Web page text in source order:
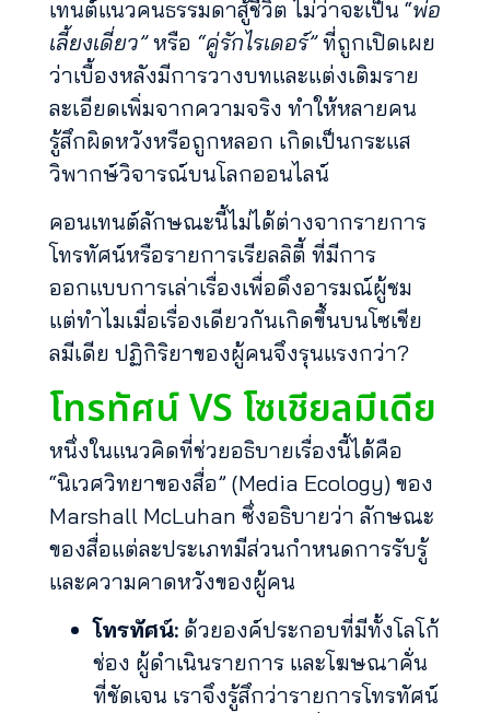
เทนต์แนวคนธรรมดาสู้ชีวิต ไม่ว่าจะเป็น “พ่อ
เลี้ยงเดี่ยว”หรือ “คู่รักไรเดอร์”ที่ถูกเปิดเผย
ว่าเบื้องหลังมีการวางบทและแต่งเติมราย
ละเอียดเพิ่มจากความจริง ทำให้หลายคน
รู้สึกผิดหวังหรือถูกหลอก เกิดเป็นกระแส
วิพากษ์วิจารณ์บนโลกออนไลน์
คอนเทนต์ลักษณะนี้ไม่ได้ต่างจากรายการ
โทรทัศน์หรือรายการเรียลลิตี้ ที่มีการ
ออกแบบการเล่าเรื่องเพื่อดึงอารมณ์ผู้ชม
แต่ทำไมเมื่อเรื่องเดียวกันเกิดขึ้นบนโซเชีย
ลมีเดีย ปฏิกิริยาของผู้คนจึงรุนแรงกว่า?
โทรทัศน์ VS โซเชียลมีเดีย
หนึ่งในแนวคิดที่ช่วยอธิบายเรื่องนี้ได้คือ
“นิเวศวิทยาของสื่อ” (Media Ecology) ของ
Marshall McLuhan ซึ่งอธิบายว่า ลักษณะ
ของสื่อแต่ละประเภทมีส่วนกำหนดการรับรู้
และความคาดหวังของผู้คน
โทรทัศน์: ด้วยองค์ประกอบที่มีทั้งโลโก้
ช่อง ผู้ดำเนินรายการ และโฆษณาคั่น
ที่ชัดเจน เราจึงรู้สึกว่ารายการโทรทัศน์